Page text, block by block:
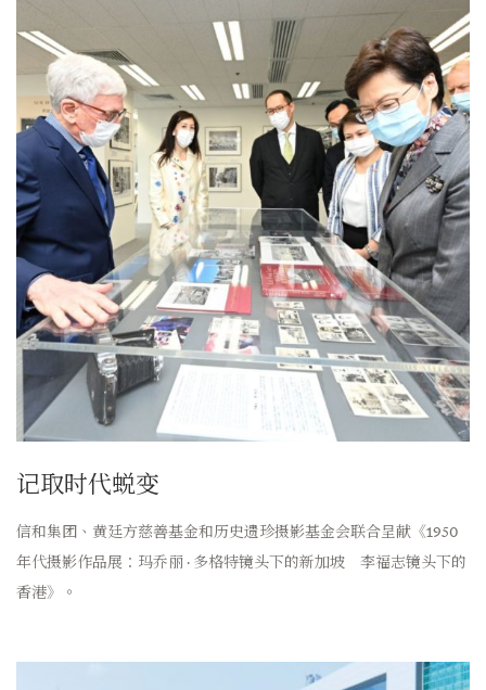
记取时代蜕变
信和集团、黄廷方慈善基金和历史遗珍摄影基金会联合呈献《1950
年代摄影作品展：玛乔丽 · 多格特镜头下的新加坡 李福志镜头下的
香港》。